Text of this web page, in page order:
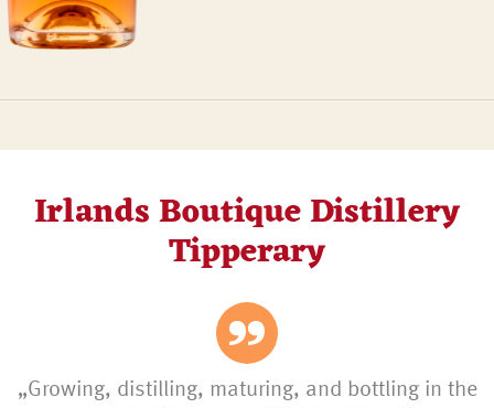
Irlands Boutique Distillery
Tipperary
„Growing, distilling, maturing, and bottling in the